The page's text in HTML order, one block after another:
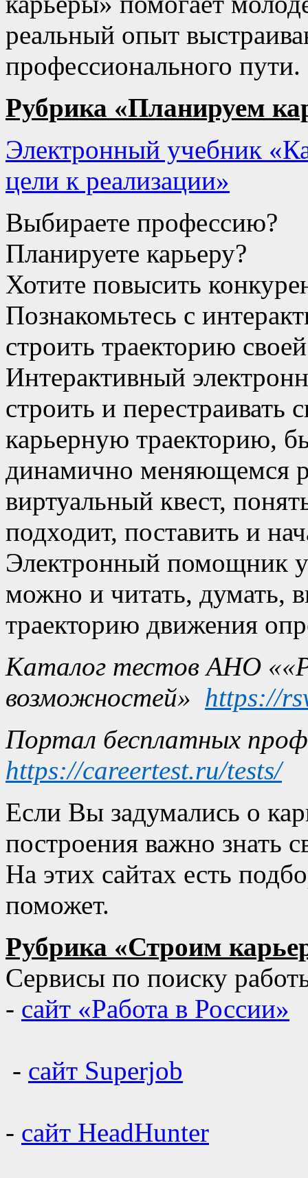
реальный опыт
профессионального пути.
Рубрика «Планируем
Электронный учебник
цели к реализации»
Выбираете профессию?
Планируете карьеру?
Хотите повысить
Познакомьтесь с
строить траекторию
Интерактивный
строить и перестраивать
карьерную траекторию,
динамично меняющемся
виртуальный квест,
подходит, поставить и
Электронный помощник
можно и читать, думать,
траекторию движения
Каталог тестов АНО
возможностей» https://
https://careertest.ru/tests/
Если Вы задумались о
построения важно знать
На этих сайтах есть
поможет.
Рубрика «Строим
Сервисы по поиску
- сайт «Работа в России»
- сайт Superjob
- сайт HeadHunter